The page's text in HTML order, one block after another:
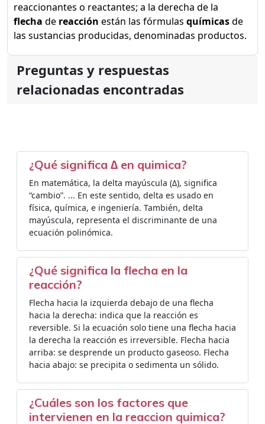
reaccionantes o reactantes; a la derecha de la
flecha de reacción están las fórmulas químicasde
las sustancias producidas, denominadas productos.
Preguntas y respuestas
relacionadas encontradas
¿Qué significa ∆ en quimica?
En matemática, la delta mayúscula (Δ), significa
“cambio”. ... En este sentido, delta es usado en
física, química, e ingeniería. También, delta
mayúscula, representa el discriminante de una
ecuación polinómica.
¿Qué significa la flecha en la
reacción?
Flecha hacia la izquierda debajo de una flecha
hacia la derecha: indica que la reacción es
reversible. Si la ecuación solo tiene una flecha hacia
la derecha la reacción es irreversible. Flecha hacia
arriba: se desprende un producto gaseoso. Flecha
hacia abajo: se precipita o sedimenta un sólido.
¿Cuáles son los factores que
intervienen en la reaccion quimica?